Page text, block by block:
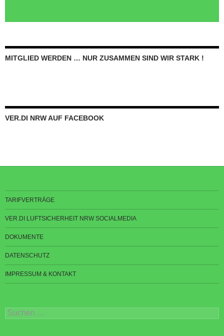
MITGLIED WERDEN … NUR ZUSAMMEN SIND WIR STARK !
VER.DI NRW AUF FACEBOOK
TARIFVERTRÄGE
VER.DI LUFTSICHERHEIT NRW SOCIALMEDIA
DOKUMENTE
DATENSCHUTZ
IMPRESSUM & KONTAKT
Suchen
nach: